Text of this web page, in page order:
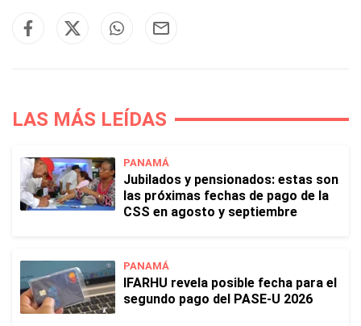
LAS MÁS LEÍDAS
PANAMÁ
Jubilados y pensionados: estas son
las próximas fechas de pago de la
CSS en agosto y septiembre
PANAMÁ
IFARHU revela posible fecha para el
segundo pago del PASE-U 2026